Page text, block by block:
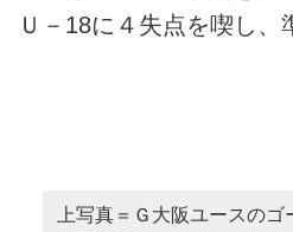
Ｕ－18に４失点を喫し、
上写真＝Ｇ大阪ユースの